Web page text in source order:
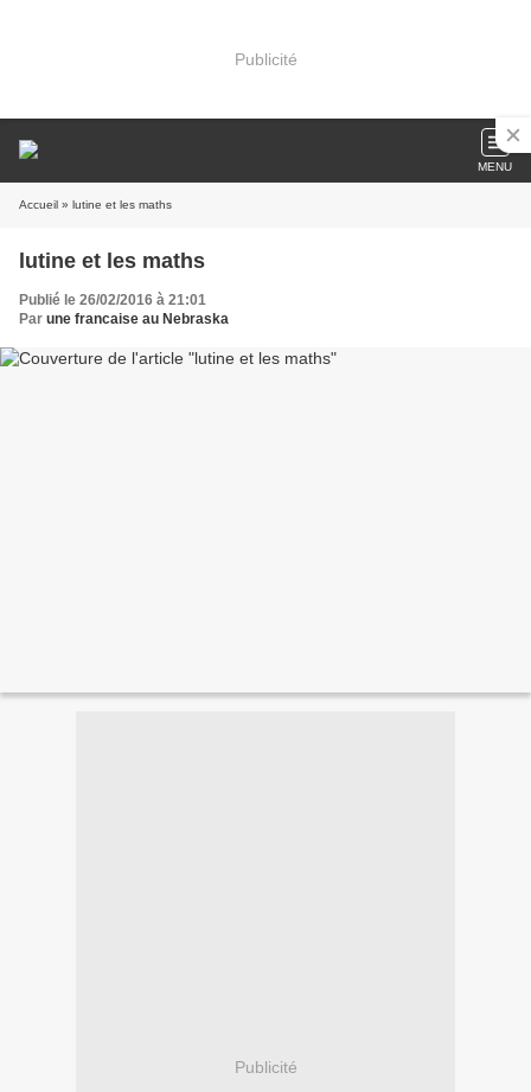
Publicité
MENU
Accueil » lutine et les maths
lutine et les maths
Publié le 26/02/2016 à 21:01
Par une francaise au Nebraska
Publicité